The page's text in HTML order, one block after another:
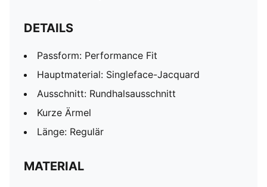
DETAILS
Passform: Performance Fit
Hauptmaterial: Singleface-Jacquard
Ausschnitt: Rundhalsausschnitt
Kurze Ärmel
Länge: Regulär
MATERIAL